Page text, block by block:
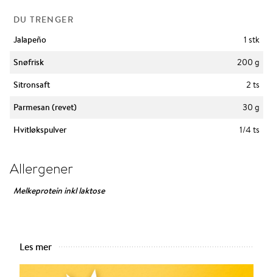
DU TRENGER
Jalapeño
1 stk
Snøfrisk
200 g
Sitronsaft
2 ts
Parmesan (revet)
30 g
Hvitløkspulver
1/4 ts
Allergener
Melkeprotein inkl laktose
Les mer